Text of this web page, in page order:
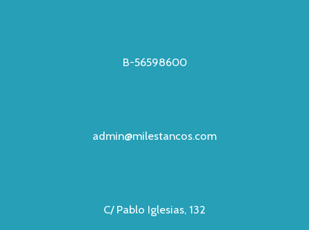
B-56598600
admin@milestancos.com
C/ Pablo Iglesias, 132